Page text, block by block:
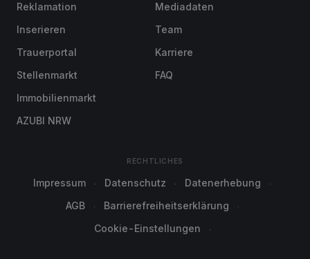
Reklamation
Inserieren
Trauerportal
Stellenmarkt
Immobilienmarkt
AZUBI NRW
Mediadaten
Team
Karriere
FAQ
RECHTLICHES
Impressum Datenschutz
Datenerhebung
AGB
Barrierefreiheitserklärung
Cookie-Einstellungen